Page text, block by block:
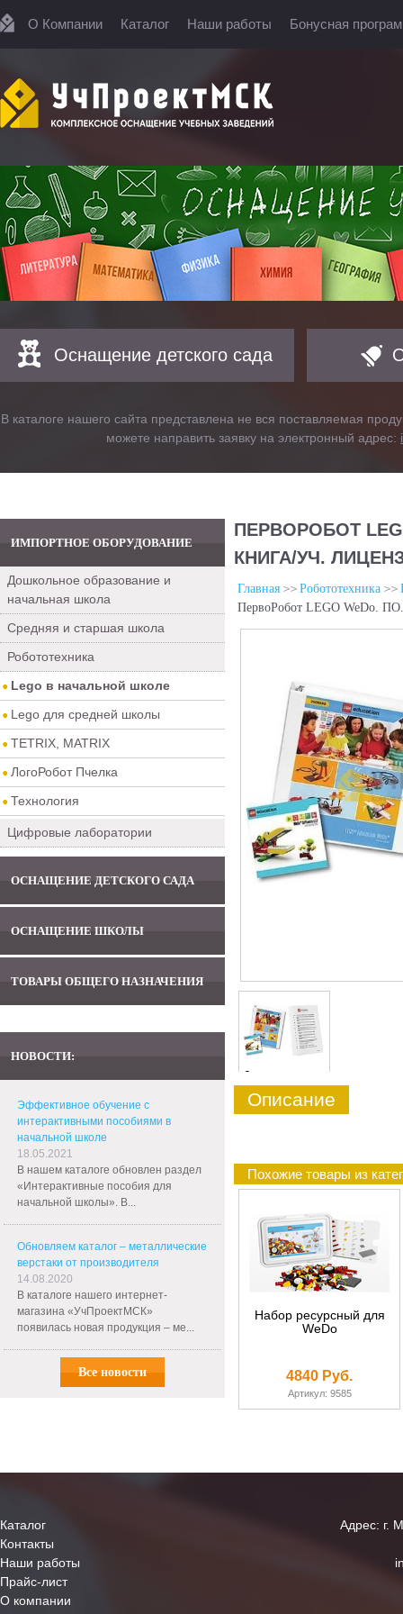
О Компании Каталог Наши работы Бонусная
Оснащение детского сада
В каталоге нашего сайта представлена не вся поставляемая
можете направить заявку на электронный адрес:
ИМПОРТНОЕ ОБОРУДОВАНИЕ
Дошкольное образование и
начальная школа
Средняя и старшая школа
Робототехника
Lego в начальной школе
Lego для средней школы
TETRIX, MATRIX
ЛогоРобот Пчелка
Технология
Цифровые лаборатории
ОСНАЩЕНИЕ ДЕТСКОГО САДА
ОСНАЩЕНИЕ ШКОЛЫ
ТОВАРЫ ОБЩЕГО НАЗНАЧЕНИЯ
НОВОСТИ:
Эффективное обучение с
интерактивными пособиями в
начальной школе
18.05.2021
В нашем каталоге обновлен раздел
«Интерактивные пособия для
начальной школы». В...
Обновляем каталог – металлические
верстаки от производителя
14.08.2020
В каталоге нашего интернет-
магазина «УчПроектМСК»
появилась новая продукция – ме...
Все новости
ПЕРВОРОБОТ
КНИГА/УЧ.
Главная Робототехника
ПервоРобот LEGO WeDo.
0
Описание
Похожие товары из
Набор ресурсный для
WeDo
4840 Руб.
Артикул: 9585
Каталог
Контакты
Наши работы
Прайс-лист
О компании
Адрес: г.